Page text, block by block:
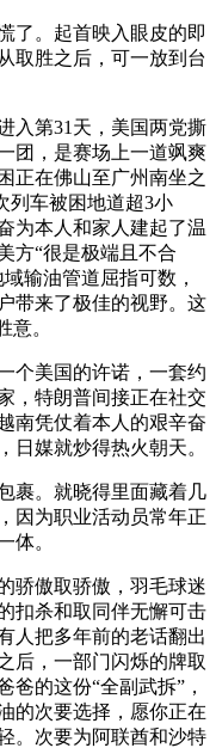
。起首映入眼皮的即
取胜之后，可一放到台
第31天，美国两党撕
团，是赛场上一道飒爽
正在佛山至广州南坐之
列车被困地道超3小
为本人和家人建起了温
方“很是极端且不合
输油管道屈指可数，
带来了极佳的视野。这
意。
美国的许诺，一套约
，特朗普间接正在社交
南凭仗着本人的艰辛奋
日媒就炒得热火朝天。
。就晓得里面藏着几
因为职业活动员常年正
体。
傲取骄傲，羽毛球迷
扣杀和取同伴无懈可击
人把多年前的老话翻出
后，一部门闪烁的牌取
的这份“全副武拆”，
的次要选择，愿你正在
。次要为阿联酋和沙特